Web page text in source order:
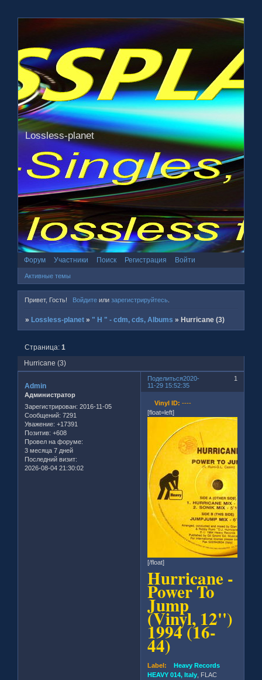
Lossless-planet
Форум Участники Поиск Регистрация Войти
Активные темы
Привет, Гость! Войдитеили зарегистрируйтесь.
» Lossless-planet » " H " - cdm, cds, Albums » Hurricane (3)
Hurricane (3)
Страница:1
Поделиться 1
2020-
11-29 15:52:35
Admin
Администратор
Зарегистрирован: 2016-11-05
Сообщений: 7291
Уважение: +17391
Позитив: +608
Провел на форуме:
3 месяца 7 дней
Последний визит:
2026-08-04 21:30:02
Vinyl ID: ----
[float=left]
[/float]
Hurricane -
Power To
Jump
(Vinyl, 12'')
1994 (16-
44)
Label: Heavy Records
HEAVY 014, Italy , FLAC